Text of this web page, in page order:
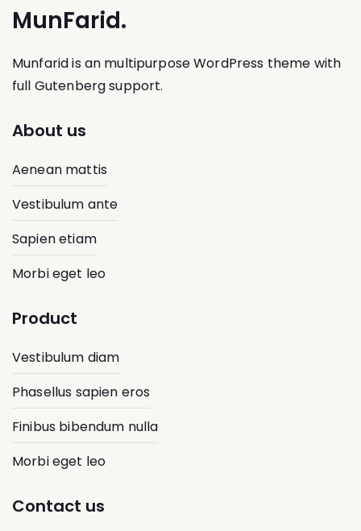
MunFarid.
Munfarid is an multipurpose WordPress theme with
full Gutenberg support.
About us
Aenean mattis
Vestibulum ante
Sapien etiam
Morbi eget leo
Product
Vestibulum diam
Phasellus sapien eros
Finibus bibendum nulla
Morbi eget leo
Contact us